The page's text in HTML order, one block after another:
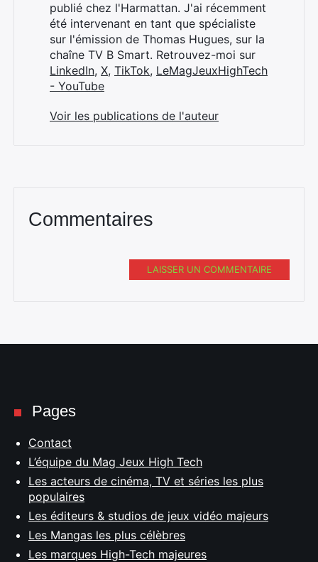
publié chez l'Harmattan. J'ai récemment
été intervenant en tant que spécialiste
sur l'émission de Thomas Hugues, sur la
chaîne TV B Smart. Retrouvez-moi sur
LinkedIn, X, TikTok, LeMagJeuxHighTech
- YouTube
Voir les publications de l'auteur
Commentaires
LAISSER UN COMMENTAIRE
Pages
Contact
L’équipe du Mag Jeux High Tech
Les acteurs de cinéma, TV et séries les plus
populaires
Les éditeurs & studios de jeux vidéo majeurs
Les Mangas les plus célèbres
Les marques High-Tech majeures